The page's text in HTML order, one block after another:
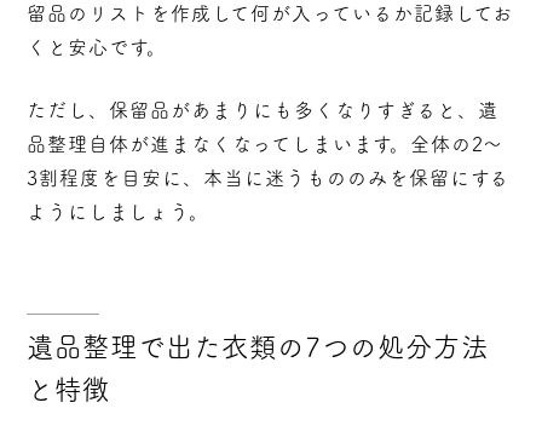
留品のリストを作成して何が入っているか記録してお
くと安心です。
ただし、保留品があまりにも多くなりすぎると、遺
品整理自体が進まなくなってしまいます。全体の2〜
3割程度を目安に、本当に迷うもののみを保留にする
ようにしましょう。
遺品整理で出た衣類の7つの処分方法
と特徴